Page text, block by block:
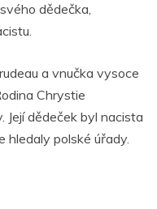
dědečka,
a vnučka vysoce
Chrystie
Její dědeček byl nacista
hledaly polské úřady.